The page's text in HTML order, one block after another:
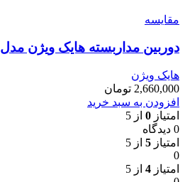
مقایسه
دوربین مداربسته هایک ویژن مدل DS-2CE16D0T-ITF
هایک ویژن
2,660,000 تومان
افزودن به سبد خرید
امتیاز 0 از 5
0 دیدگاه
امتیاز 5 از 5
0
امتیاز 4 از 5